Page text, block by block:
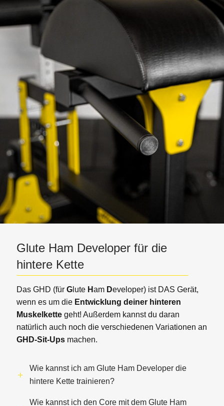
Glute Ham Developer für die
hintere Kette
Das GHD (für Glute Ham Developer) ist DAS Gerät,
wenn es um die Entwicklung deiner hinteren
Muskelkettegeht! Außerdem kannst du daran
natürlich auch noch die verschiedenen Variationen an
GHD-Sit-Upsmachen.
Wie kannst ich am Glute Ham Developer die
hintere Kette trainieren?
Wie kannst ich den Core mit dem Glute Ham